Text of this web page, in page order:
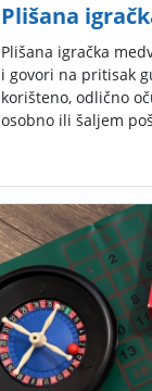
Plišana
Plišana igračka
i govori na pritisak
korišteno, odlično
osobno ili šaljem